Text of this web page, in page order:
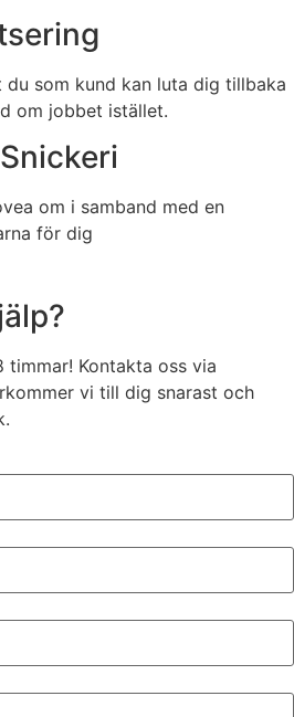
som kund kan luta dig tillbaka
om jobbet istället.
om i samband med en
för dig
Kontakta oss via
vi till dig snarast och